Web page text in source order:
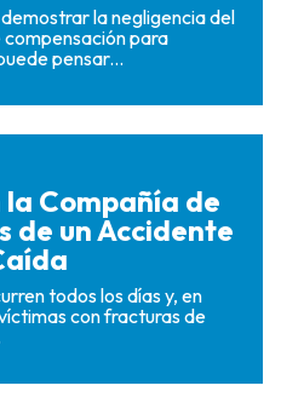
la negligencia del
para
pensar...
Compañía de
de un Accidente
todos los días y, en
con fracturas de